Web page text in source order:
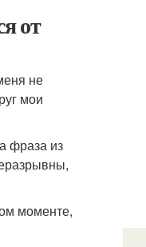
от
не
мои
фраза из
моменте,